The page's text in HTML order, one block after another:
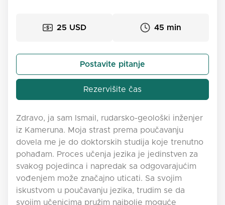
25 USD 45 min
Postavite pitanje
Rezervišite čas
Zdravo, ja sam Ismail, rudarsko-geološki inženjer
iz Kameruna. Moja strast prema poučavanju
dovela me je do doktorskih studija koje trenutno
pohađam. Proces učenja jezika je jedinstven za
svakog pojedinca i napredak sa odgovarajućim
vođenjem može značajno uticati. Sa svojim
iskustvom u poučavanju jezika, trudim se da
svojim učenicima pružim najbolje moguće